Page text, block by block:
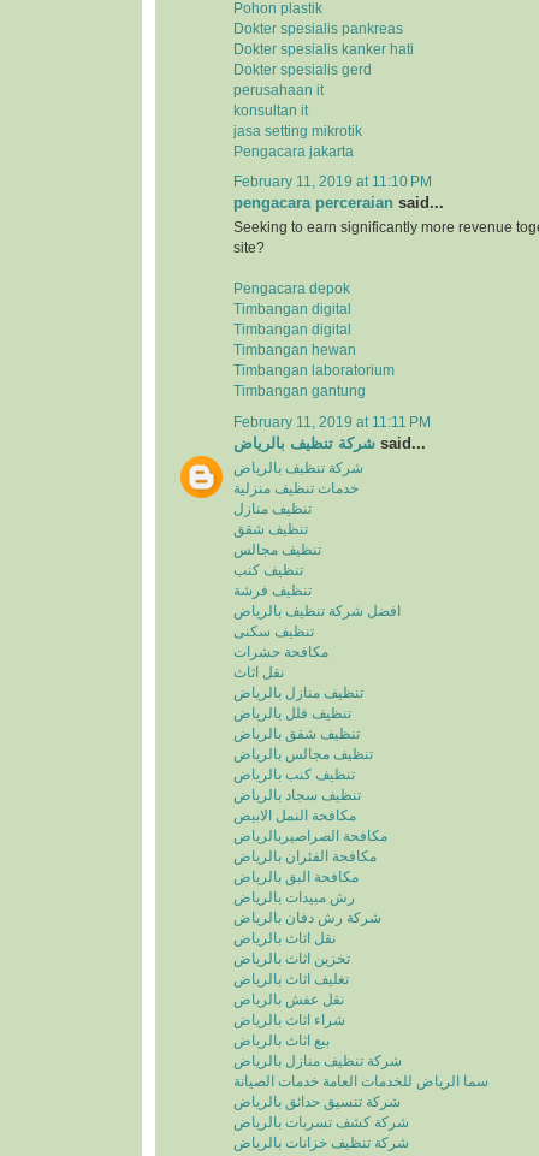
Pohon plastik
Dokter spesialis pankreas
Dokter spesialis kanker hati
Dokter spesialis gerd
perusahaan it
konsultan it
jasa setting mikrotik
Pengacara jakarta
February 11, 2019 at 11:10 PM
pengacara perceraian said...
Seeking to earn significantly more revenue
site?
Pengacara depok
Timbangan digital
Timbangan digital
Timbangan hewan
Timbangan laboratorium
Timbangan gantung
February 11, 2019 at 11:11 PM
شركة تنظيف بالرياض said...
شركة تنظيف بالرياض
خدمات تنظيف منزلية
تنظيف منازل
تنظيف شقق
تنظيف مجالس
تنظيف كنب
تنظيف فرشة
افضل شركة تنظيف بالرياض
تنظيف سكنى
مكافحة حشرات
نقل اثاث
تنظيف منازل بالرياض
تنظيف فلل بالرياض
تنظيف شقق بالرياض
تنظيف مجالس بالرياض
تنظيف كنب بالرياض
تنظيف سجاد بالرياض
مكافحة النمل الابيض
مكافحة الصراصيربالرياض
مكافحة الفئران بالرياض
مكافحة البق بالرياض
رش مبيدات بالرياض
شركة رش دفان بالرياض
نقل اثاث بالرياض
تخزين اثاث بالرياض
تغليف اثاث بالرياض
نقل عفش بالرياض
شراء اثاث بالرياض
بيع اثاث بالرياض
شركة تنظيف منازل بالرياض
سما الرياض للخدمات العامة خدمات الصيانة
شركة تنسيق حدائق بالرياض
شركة كشف تسربات بالرياض
شركة تنظيف خزانات بالرياض